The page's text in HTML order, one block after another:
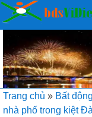
Trang chủ » Bất
nhà phố trong kiệt